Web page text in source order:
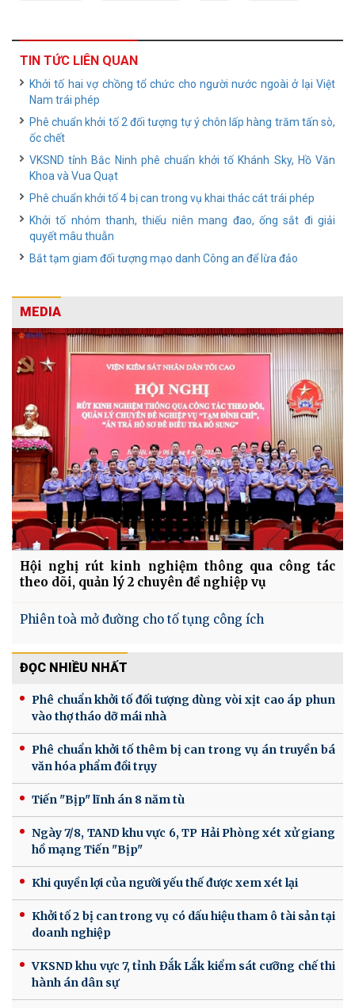
TIN TỨC LIÊN QUAN
Khởi tố hai vợ chồng tổ chức cho người nước ngoài ở lại Việt
Nam trái phép
Phê chuẩn khởi tố 2 đối tượng tự ý chôn lấp hàng trăm tấn sò,
ốc chết
VKSND tỉnh Bắc Ninh phê chuẩn khởi tố Khánh Sky, Hồ Văn
Khoa và Vua Quạt
Phê chuẩn khởi tố 4 bị can trong vụ khai thác cát trái phép
Khởi tố nhóm thanh, thiếu niên mang đao, ống sắt đi giải
quyết mâu thuẫn
Bắt tạm giam đối tượng mạo danh Công an để lừa đảo
MEDIA
Hội nghị rút kinh nghiệm thông qua công tác
theo dõi, quản lý 2 chuyên đề nghiệp vụ
Phiên toà mở đường cho tố tụng công ích
ĐỌC NHIỀU NHẤT
Phê chuẩn khởi tố đối tượng dùng vòi xịt cao áp phun
vào thợ tháo dỡ mái nhà
Phê chuẩn khởi tố thêm bị can trong vụ án truyền bá
văn hóa phẩm đồi trụy
Tiến "Bịp" lĩnh án 8 năm tù
Ngày 7/8, TAND khu vực 6, TP Hải Phòng xét xử giang
hồ mạng Tiến "Bịp"
Khi quyền lợi của người yếu thế được xem xét lại
Khởi tố 2 bị can trong vụ có dấu hiệu tham ô tài sản tại
doanh nghiệp
VKSND khu vực 7, tỉnh Đắk Lắk kiểm sát cưỡng chế thi
hành án dân sự